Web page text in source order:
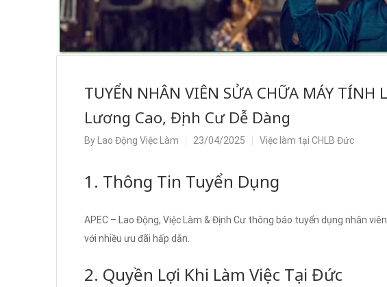
TUYỂN NHÂN VIÊN SỬA CHỮA MÁY TÍNH
Lương Cao, Định Cư Dễ Dàng
By Lao Động Việc Làm 23/04/2025 Việc làm tại CHLB Đức
1. Thông Tin Tuyển Dụng
APEC – Lao Động, Việc Làm & Định Cư thông báo tuyển dụng nhân
với nhiều ưu đãi hấp dẫn.
2. Quyền Lợi Khi Làm Việc Tại Đức